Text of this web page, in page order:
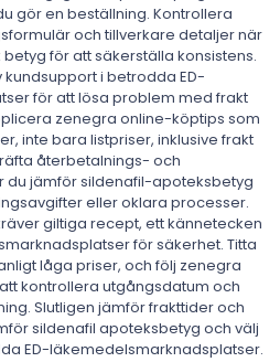
gör en beställning. Kontrollera
och tillverkare detaljer när
för att säkerställa konsistens.
kundsupport i betrodda ED-
för att lösa problem med frakt
zenegra online-köptips som
inte bara listpriser, inklusive frakt
återbetalnings- och
du jämför sildenafil-apoteksbetyg
eller oklara processer.
giltiga recept, ett kännetecken
för säkerhet. Titta
låga priser, och följ zenegra
kontrollera utgångsdatum och
Slutligen jämför frakttider och
sildenafil apoteksbetyg och välj
ED-läkemedelsmarknadsplatser.